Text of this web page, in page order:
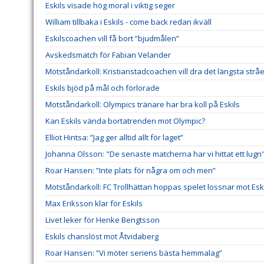
Eskils visade hög moral i viktig seger
William tillbaka i Eskils - come back redan ikväll
Eskilscoachen vill få bort ”bjudmålen”
Avskedsmatch för Fabian Velander
Motståndarkoll: Kristianstadcoachen vill dra det längsta
Eskils bjöd på mål och förlorade
Motståndarkoll: Olympics tränare har bra koll på Eskils
Kan Eskils vända bortatrenden mot Olympic?
Elliot Hintsa: ”Jag ger alltid allt för laget”
Johanna Olsson: "De senaste matcherna har vi hittat ett lugn"
Roar Hansen: ”Inte plats för några om och men”
Motståndarkoll: FC Trollhättan hoppas spelet lossnar mot
Max Eriksson klar för Eskils
Livet leker för Henke Bengtsson
Eskils chanslöst mot Åtvidaberg
Roar Hansen: ”Vi möter seriens bästa hemmalag”